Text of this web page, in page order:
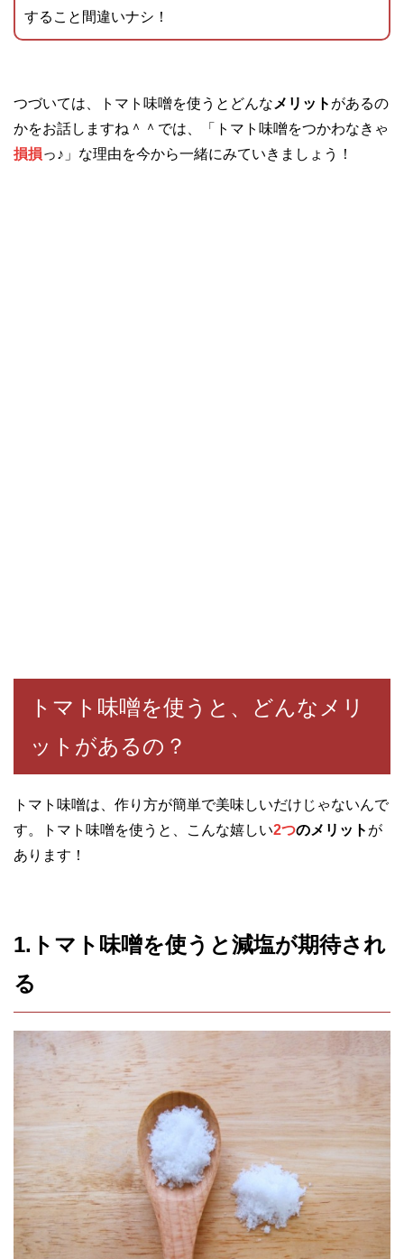
すること間違いナシ！
つづいては、トマト味噌を使うとどんな メリット があるの
かをお話しますね＾＾では、「トマト味噌をつかわなきゃ
損損っ♪」な理由を今から一緒にみていきましょう！
トマト味噌を使うと、どんなメリ
ットがあるの？
トマト味噌は、作り方が簡単で美味しいだけじゃないんで
す。トマト味噌を使うと、こんな嬉しい2つのメリット が
あります！
1.トマト味噌を使うと減塩が期待され
る